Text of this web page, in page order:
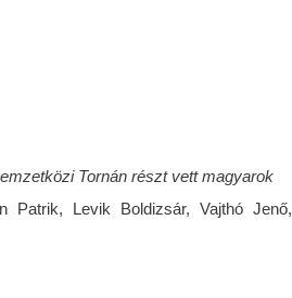
Tornán részt vett magyarok
Patrik, Levik Boldizsár, Vajthó Jenő,